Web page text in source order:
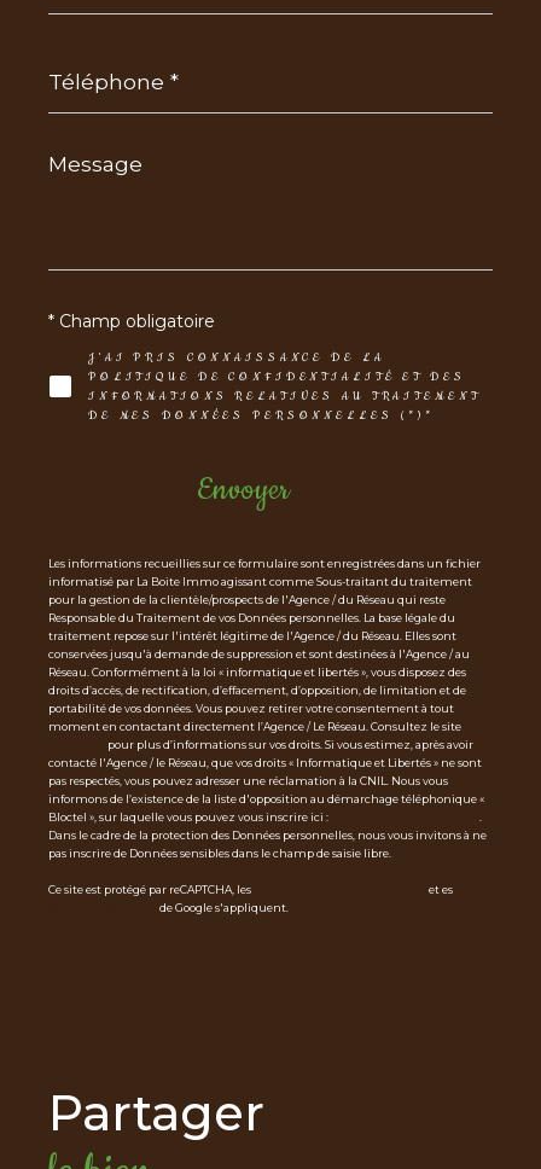
Message
*
J'AI PRIS CONNAISSANCE DE LA
POLITIQUE DE CONFIDENTIALITÉ ET DES
INFORMATIONS RELATIVES AU TRAITEMENT
DE MES DONNÉES PERSONNELLES (*)*
* Champ obligatoire
Envoyer
Les informations recueillies sur ce formulaire sont enregistrées dans un fichier
informatisé par La Boite Immo agissant comme Sous-traitant du traitement
pour la gestion de la clientèle/prospects de l'Agence / du Réseau qui reste
Responsable du Traitement de vos Données personnelles. La base légale du
traitement repose sur l'intérêt légitime de l'Agence / du Réseau. Elles sont
conservées jusqu'à demande de suppression et sont destinées à l'Agence / au
Réseau. Conformément à la loi « informatique et libertés », vous disposez des
droits d’accès, de rectification, d’effacement, d’opposition, de limitation et de
portabilité de vos données. Vous pouvez retirer votre consentement à tout
moment en contactant directement l’Agence / Le Réseau. Consultez le site
pour plus d’informations sur vos droits. Si vous estimez, après avoir
contacté l'Agence / le Réseau, que vos droits « Informatique et Libertés » ne sont
pas respectés, vous pouvez adresser une réclamation à la CNIL. Nous vous
informons de l’existence de la liste d'opposition au démarchage téléphonique «
Bloctel », sur laquelle vous pouvez vous inscrire ici :
.
Dans le cadre de la protection des Données personnelles, nous vous invitons à ne
pas inscrire de Données sensibles dans le champ de saisie libre.
Ce site est protégé par reCAPTCHA, les et es
de Google s'appliquent.
partager